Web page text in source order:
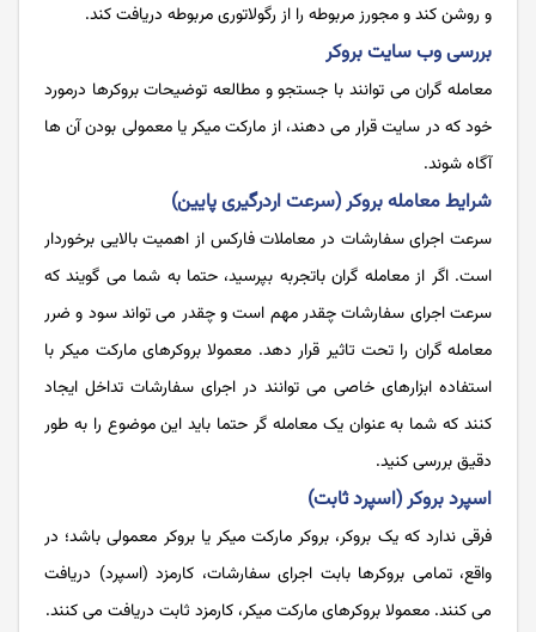
و روشن کند و مجورز مربوطه را از رگولاتوری مربوطه دریافت کند.
بررسی وب ‌سایت بروکر
معامله گران می توانند با جستجو و مطالعه توضیحات بروکرها درمورد
خود که در سایت قرار می دهند، از مارکت میکر یا معمولی بودن آن ها
آگاه شوند.
شرایط معامله بروکر (سرعت اردرگیری پایین)
سرعت اجرای سفارشات در معاملات فارکس از اهمیت بالایی برخوردار
است. اگر از معامله گران باتجربه بپرسید، حتما به شما می گویند که
سرعت اجرای سفارشات چقدر مهم است و چقدر می تواند سود و ضرر
معامله گران را تحت تاثیر قرار دهد. معمولا بروکرهای مارکت میکر با
استفاده ابزارهای خاصی می توانند در اجرای سفارشات تداخل ایجاد
کنند که شما به عنوان یک معامله گر حتما باید این موضوع را به طور
دقیق بررسی کنید.
اسپرد بروکر (اسپرد ثابت)
فرقی ندارد که یک بروکر، بروکر مارکت میکر یا بروکر معمولی باشد؛ در
واقع، تمامی بروکرها بابت اجرای سفارشات، کارمزد (اسپرد) دریافت
می کنند. معمولا بروکرهای مارکت میکر، کارمزد ثابت دریافت می کنند.